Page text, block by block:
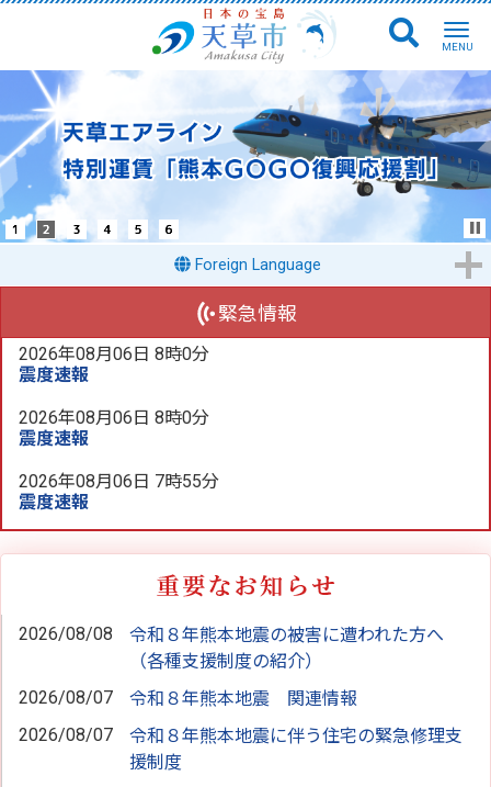
Foreign Language
緊急情報
2026年08月06日 8時0分
震度速報
2026年08月06日 8時0分
震度速報
2026年08月06日 7時55分
震度速報
2026/08/08
令和８年熊本地震の被害に遭われた方へ
（各種支援制度の紹介）
2026/08/07
令和８年熊本地震 関連情報
2026/08/07
令和８年熊本地震に伴う住宅の緊急修理支
援制度